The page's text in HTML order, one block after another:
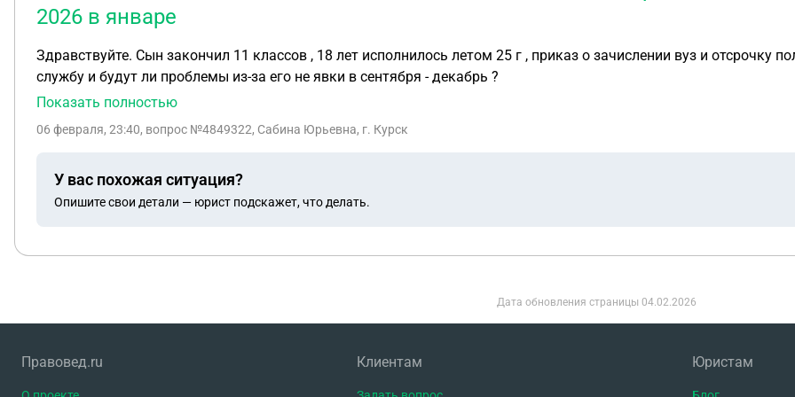
2026 в январе
Здравствуйте. Сын закончил 11 классов , 18 лет исполнилось летом 25 г , приказ о зачислении вуз и отсрочку
службу и будут ли проблемы из-за его не явки в сентября - декабрь ?
Показать полностью
06 февраля, 23:40, вопрос №4849322, Сабина Юрьевна, г. Курск
У вас похожая ситуация?
Опишите свои детали — юрист подскажет, что делать.
Дата обновления страницы 04.02.2026
Правовед.ru Клиентам Юристам